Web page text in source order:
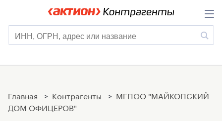
Главная > Контрагенты > МГПОО "МАЙКОПСКИЙ
ДОМ ОФИЦЕРОВ"